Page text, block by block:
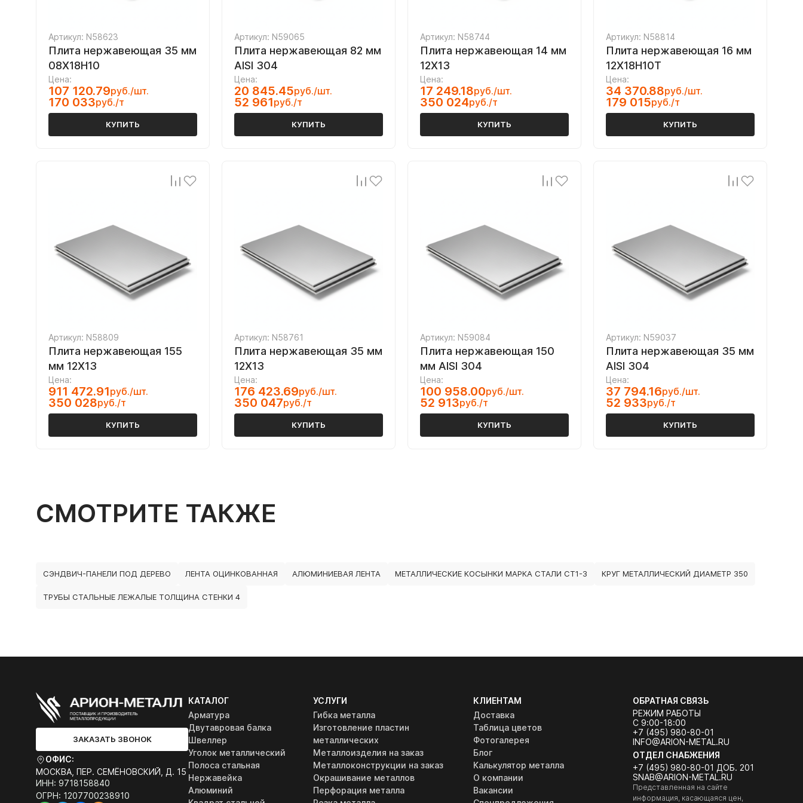
Артикул: N58623
Плита нержавеющая 35 мм
08Х18Н10
Цена:
107 120.79руб./шт.
170 033руб./т
КУПИТЬ
Артикул: N59065
Плита нержавеющая 82 мм
AISI 304
Цена:
20 845.45руб./шт.
52 961руб./т
КУПИТЬ
Артикул: N58744
Плита нержавеющая 14 мм
12Х13
Цена:
17 249.18руб./шт.
350 024руб./т
КУПИТЬ
Артикул: N58814
Плита нержавеющая 16 мм
12Х18Н10Т
Цена:
34 370.88руб./шт.
179 015руб./т
КУПИТЬ
Артикул: N58809
Плита нержавеющая 155
мм 12Х13
Цена:
911 472.91руб./шт.
350 028руб./т
КУПИТЬ
Артикул: N58761
Плита нержавеющая 35 мм
12Х13
Цена:
176 423.69руб./шт.
350 047руб./т
КУПИТЬ
Артикул: N59084
Плита нержавеющая 150
мм AISI 304
Цена:
100 958.00руб./шт.
52 913руб./т
КУПИТЬ
Артикул: N59037
Плита нержавеющая 35 мм
AISI 304
Цена:
37 794.16руб./шт.
52 933руб./т
КУПИТЬ
СМОТРИТЕ ТАКЖЕ
СЭНДВИЧ-ПАНЕЛИ ПОД ДЕРЕВО ЛЕНТА ОЦИНКОВАННАЯ АЛЮМИНИЕВАЯ ЛЕНТА МЕТАЛЛИЧЕСКИЕ КОСЫНКИ МАРКА СТАЛИ СТ1-3 КРУГ МЕТАЛЛИЧЕСКИЙ ДИАМЕТР 350
ТРУБЫ СТАЛЬНЫЕ ЛЕЖАЛЫЕ ТОЛЩИНА СТЕНКИ 4
ЗАКАЗАТЬ ЗВОНОК
ОФИС:
МОСКВА, ПЕР. СЕМЁНОВСКИЙ, Д. 15
ИНН: 9718158840
ОГРН: 1207700238910
КАТАЛОГ
Арматура
Двутавровая балка
Швеллер
Уголок металлический
Полоса стальная
Нержавейка
Алюминий
УСЛУГИ
Гибка металла
Изготовление пластин
металлических
Металлоизделия на заказ
Металлоконструкции на заказ
Окрашивание металлов
Перфорация металла
КЛИЕНТАМ
Доставка
Таблица цветов
Фотогалерея
Блог
Калькулятор металла
О компании
Вакансии
ОБРАТНАЯ СВЯЗЬ
РЕЖИМ РАБОТЫ
С 9:00-18:00
+7 (495) 980-80-01
INFO@ARION-METAL.RU
ОТДЕЛ СНАБЖЕНИЯ
+7 (495) 980-80-01 ДОБ. 201
SNAB@ARION-METAL.RU
Представленная на сайте
информация, касающаяся цен,